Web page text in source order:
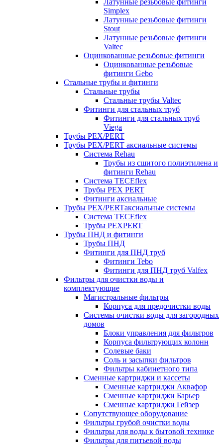
Латунные резьбовые фитинги
Simplex
Латунные резьбовые фитинги
Stout
Латунные резьбовые фитинги
Valtec
Оцинкованные резьбовые фитинги
Оцинкованные резьбовые
фитинги Gebo
Стальные трубы и фитинги
Стальные трубы
Стальные трубы Valtec
Фитинги для стальных труб
Фитинги для стальных труб
Viega
Трубы PEX/PERT
Трубы PEX/PERT аксиальные системы
Система Rehau
Трубы из сшитого полиэтилена и
фитинги Rehau
Система TECEflex
Трубы PEX PERT
Фитинги аксиальные
Трубы PEX/PERTаксиальные системы
Система TECEflex
Трубы PEXPERT
Трубы ПНД и фитинги
Трубы ПНД
Фитинги для ПНД труб
Фитинги Tebo
Фитинги для ПНД труб Valfex
Фильтры для очистки воды и
комплектующие
Магистральные фильтры
Корпуса для предочистки воды
Системы очистки воды для загородных
домов
Блоки управления для фильтров
Корпуса фильтрующих колонн
Солевые баки
Соль и засыпки фильтров
Фильтры кабинетного типа
Сменные картриджи и кассеты
Сменные картриджи Аквафор
Сменные картриджи Барьер
Сменные картриджи Гейзер
Сопутствующее оборудование
Фильтры грубой очистки воды
Фильтры для воды к бытовой технике
Фильтры для питьевой воды